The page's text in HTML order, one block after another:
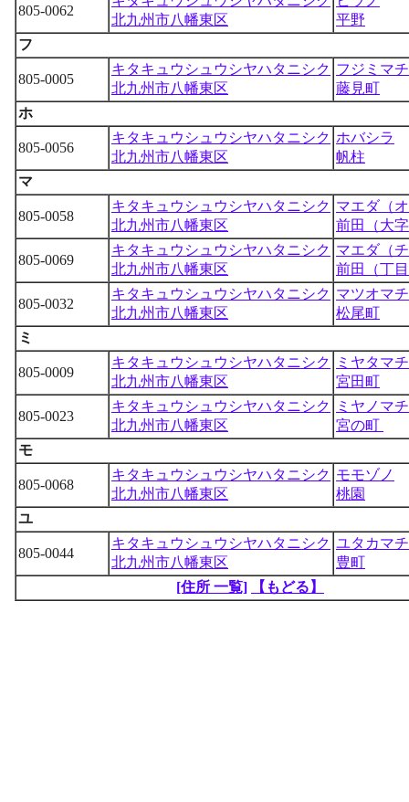
805-0062
北九州市八幡東区
平野
フ
805-0005
キタキュウシュウシヤハタニシク
北九州市八幡東区
フジミマチ
藤見町
ホ
805-0056
キタキュウシュウシヤハタニシク
北九州市八幡東区
ホバシラ
帆柱
マ
805-0058
キタキュウシュウシヤハタニシク
北九州市八幡東区
マエダ（
前田（大
805-0069
キタキュウシュウシヤハタニシク
北九州市八幡東区
マエダ（
前田（丁
805-0032
キタキュウシュウシヤハタニシク
北九州市八幡東区
マツオマチ
松尾町
ミ
805-0009
キタキュウシュウシヤハタニシク
北九州市八幡東区
ミヤタマチ
宮田町
805-0023
キタキュウシュウシヤハタニシク
北九州市八幡東区
ミヤノマチ
宮の町
モ
805-0068
キタキュウシュウシヤハタニシク
北九州市八幡東区
モモゾノ
桃園
ユ
805-0044
キタキュウシュウシヤハタニシク
北九州市八幡東区
ユタカマチ
豊町
[住所 一覧]
【もどる】